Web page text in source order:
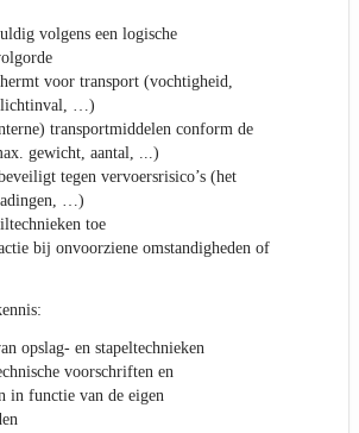
volgens een logische
voor transport (vochtigheid,
lichtinval, …)
transportmiddelen conform de
gewicht, aantal, ...)
tegen vervoersrisico’s (het
…)
toe
bij onvoorziene omstandigheden of
opslag- en stapeltechnieken
voorschriften en
in functie van de eigen